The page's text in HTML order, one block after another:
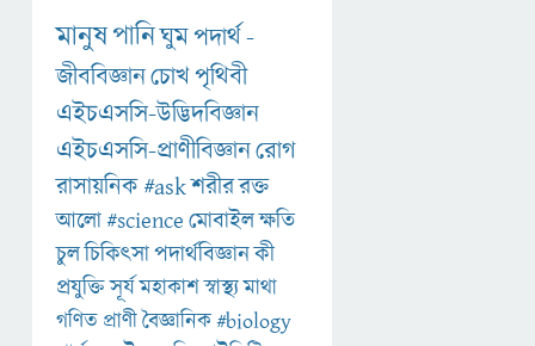
মানুষপানিঘুমপদার্থ-
জীববিজ্ঞানচোখপৃথিবী
এইচএসসি-উদ্ভিদবিজ্ঞান
এইচএসসি-প্রাণীবিজ্ঞানরোগ
রাসায়নিক#askশরীররক্ত
আলো#scienceমোবাইলক্ষতি
চুলচিকিৎসাপদার্থবিজ্ঞানকী
প্রযুক্তিসূর্যমহাকাশস্বাস্থ্যমাথা
গণিত প্রাণীবৈজ্ঞানিক#biology